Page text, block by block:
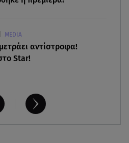
MEDIA
αντίστροφα!
Star!